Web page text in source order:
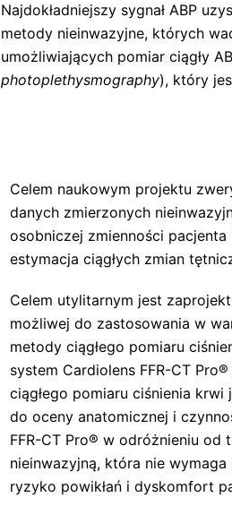
Najdokładniejszy sygnał ABP
metody nieinwazyjne, których
umożliwiających pomiar ciągły
photoplethysmography), który
Celem naukowym projektu
danych zmierzonych
osobniczej zmienności pacjenta
estymacja ciągłych zmian
Celem utylitarnym jest
możliwej do zastosowania w
metody ciągłego pomiaru
system Cardiolens FFR-CT
ciągłego pomiaru ciśnienia
do oceny anatomicznej i
FFR-CT Pro® w odróżnieniu
nieinwazyjną, która nie
ryzyko powikłań i dyskomfort